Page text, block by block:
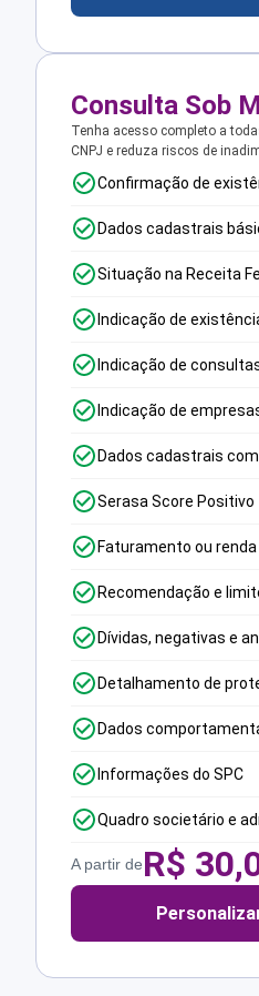
Consulta Sob
Tenha acesso completo a
CNPJ e reduza riscos de
Confirmação de
Dados cadastrais
Situação na Receita
Indicação de
Indicação de
Indicação de
Dados cadastrais
Serasa Score Positivo
Faturamento ou
Recomendação e
Dívidas, negativas e
Detalhamento de
Dados
Informações do SPC
Quadro societário e
A partir deR$